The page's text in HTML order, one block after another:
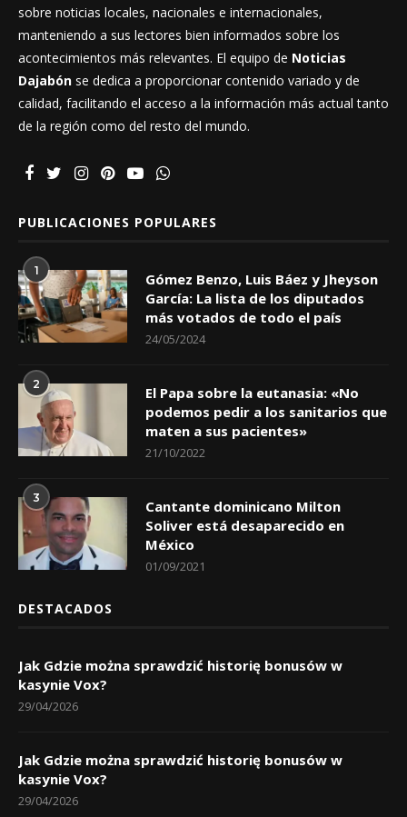
sobre noticias locales, nacionales e internacionales,
manteniendo a sus lectores bien informados sobre los
acontecimientos más relevantes. El equipo de Noticias
Dajabón se dedica a proporcionar contenido variado y de
calidad, facilitando el acceso a la información más actual tanto
de la región como del resto del mundo.
PUBLICACIONES POPULARES
1
Gómez Benzo, Luis Báez y Jheyson
García: La lista de los diputados
más votados de todo el país
24/05/2024
2
El Papa sobre la eutanasia: «No
podemos pedir a los sanitarios que
maten a sus pacientes»
21/10/2022
3
Cantante dominicano Milton
Soliver está desaparecido en
México
01/09/2021
DESTACADOS
Jak Gdzie można sprawdzić historię bonusów w
kasynie Vox?
29/04/2026
Jak Gdzie można sprawdzić historię bonusów w
kasynie Vox?
29/04/2026